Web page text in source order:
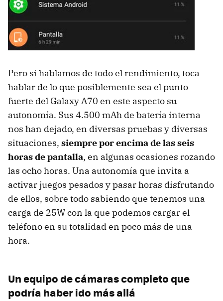
Pero si hablamos de todo el rendimiento, toca
hablar de lo que posiblemente sea el punto
fuerte del Galaxy A70 en este aspecto su
autonomía. Sus 4.500 mAh de batería interna
nos han dejado, en diversas pruebas y diversas
situaciones, siempre por encima de las seis
horas de pantalla, en algunas ocasiones rozando
las ocho horas. Una autonomía que invita a
activar juegos pesados y pasar horas disfrutando
de ellos, sobre todo sabiendo que tenemos una
carga de 25W con la que podemos cargar el
teléfono en su totalidad en poco más de una
hora.
Un equipo de cámaras completo que
podría haber ido más allá